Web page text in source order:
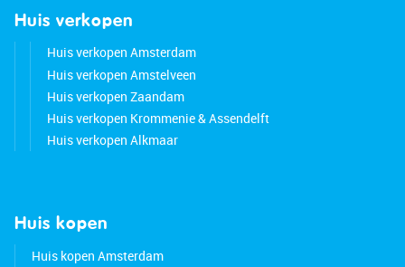
Huis verkopen
Huis verkopen Amsterdam
Huis verkopen Amstelveen
Huis verkopen Zaandam
Huis verkopen Krommenie & Assendelft
Huis verkopen Alkmaar
Huis kopen
Huis kopen Amsterdam